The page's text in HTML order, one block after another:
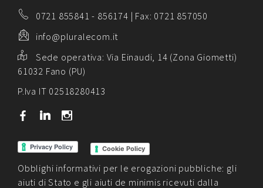
0721 855841 - 856174 | Fax: 0721 857050
info@pluralecom.it
Sede operativa: Via Einaudi, 14 (Zona Giometti)
61032 Fano (PU)
P.Iva IT 02518280413
b j x
Cookie Policy
Obblighi informativi per le erogazioni pubbliche: gli
aiuti di Stato e gli aiuti de minimis ricevuti dalla